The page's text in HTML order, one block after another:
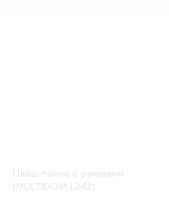
Плащ-пончо с рукавами
(MULTIDOM L242)